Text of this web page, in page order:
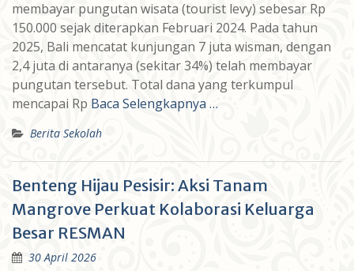
membayar pungutan wisata (tourist levy) sebesar Rp
150.000 sejak diterapkan Februari 2024. Pada tahun
2025, Bali mencatat kunjungan 7 juta wisman, dengan
2,4 juta di antaranya (sekitar 34%) telah membayar
pungutan tersebut. Total dana yang terkumpul
mencapai Rp Baca Selengkapnya …
Berita Sekolah
Benteng Hijau Pesisir: Aksi Tanam
Mangrove Perkuat Kolaborasi Keluarga
Besar RESMAN
30 April 2026